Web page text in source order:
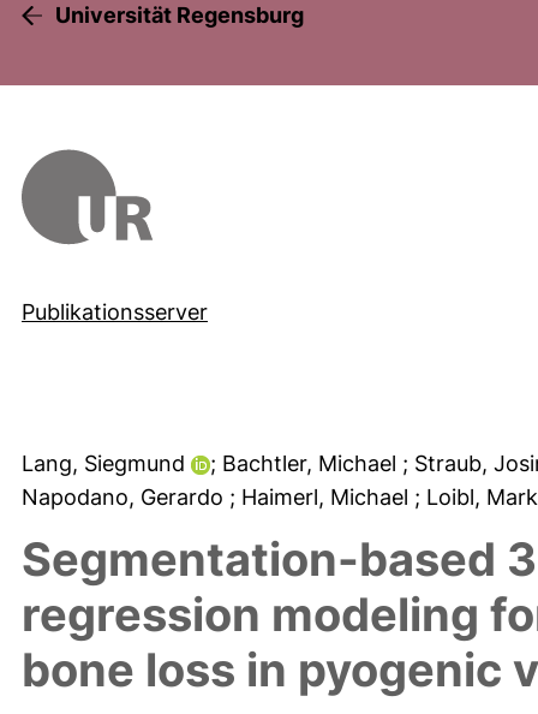
Universität Regensburg
Publikationsserver
Lang, Siegmund ; Bachtler, Michael ; Straub,
Napodano, Gerardo ; Haimerl, Michael ; Loibl,
Segmentation-based
regression modeling
bone loss in pyogenic